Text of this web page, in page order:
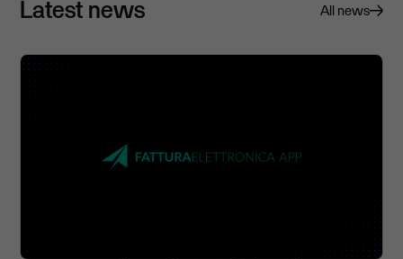
Latest news All news